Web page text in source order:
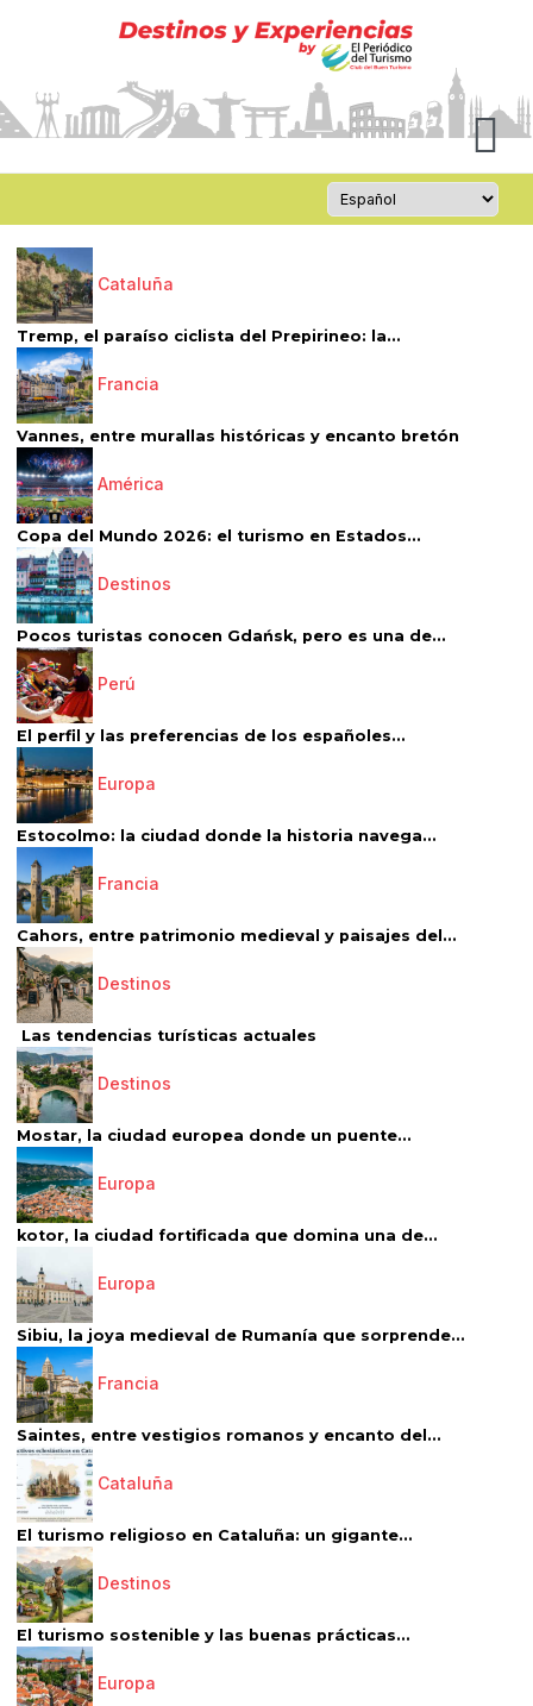
Cataluña
Tremp, el paraíso ciclista del Prepirineo: la...
Francia
Vannes, entre murallas históricas y encanto bretón
América
Copa del Mundo 2026: el turismo en Estados...
Destinos
Pocos turistas conocen Gdańsk, pero es una de...
Perú
El perfil y las preferencias de los españoles...
Europa
Estocolmo: la ciudad donde la historia navega...
Francia
Cahors, entre patrimonio medieval y paisajes del...
Destinos
Las tendencias turísticas actuales
Destinos
Mostar, la ciudad europea donde un puente...
Europa
kotor, la ciudad fortificada que domina una de...
Europa
Sibiu, la joya medieval de Rumanía que sorprende...
Francia
Saintes, entre vestigios romanos y encanto del...
Cataluña
El turismo religioso en Cataluña: un gigante...
Destinos
El turismo sostenible y las buenas prácticas...
Europa